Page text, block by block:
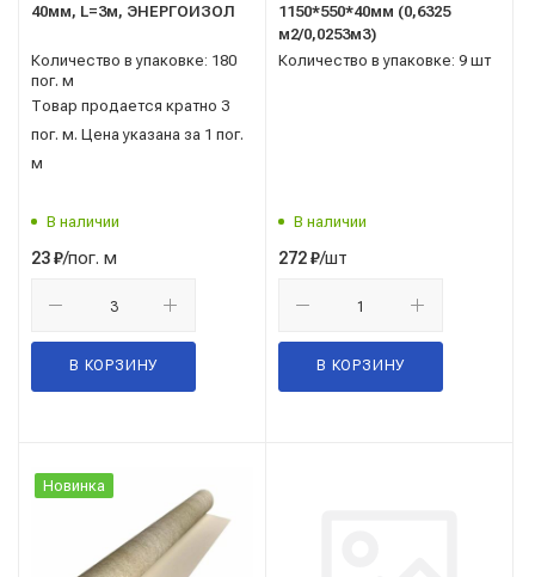
40мм, L=3м, ЭНЕРГОИЗОЛ
Количество в упаковке: 180
пог. м
Товар продается кратно 3
пог. м. Цена указана за 1 пог.
м
В наличии
23₽/пог. м
В КОРЗИНУ
1150*550*40мм (0,6325
м2/0,0253м3)
Количество в упаковке: 9 шт
В наличии
272₽/шт
В КОРЗИНУ
Новинка